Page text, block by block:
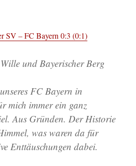
SV – FC Bayern 0:3 (0:1)
und Bayerischer Berg
FC Bayern in
mich immer ein ganz
Aus Gründen. Der Historie
was waren da für
Enttäuschungen dabei.